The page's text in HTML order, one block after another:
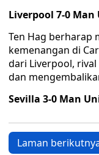
Liverpool 7-0 Man
Ten Hag berharap
kemenangan di
dari Liverpool,
dan
Sevilla 3-0 Man
Laman